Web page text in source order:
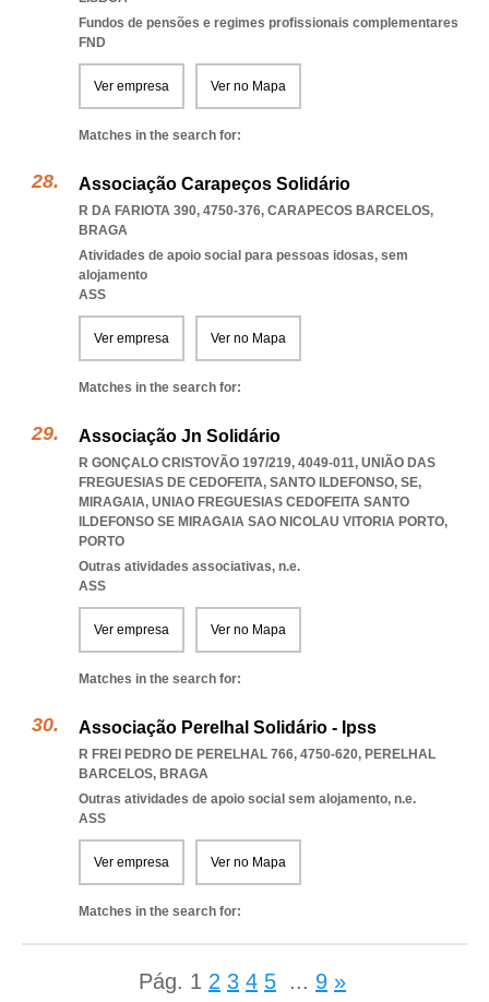
Fundos de pensões e regimes profissionais complementares
FND
Ver empresa Ver no Mapa
Matches in the search for:
Associação Carapeços Solidário
R DA FARIOTA 390, 4750-376, CARAPECOS BARCELOS,
BRAGA
Atividades de apoio social para pessoas idosas, sem
alojamento
ASS
Ver empresa Ver no Mapa
Matches in the search for:
Associação Jn Solidário
R GONÇALO CRISTOVÃO 197/219, 4049-011, UNIÃO DAS
FREGUESIAS DE CEDOFEITA, SANTO ILDEFONSO, SE,
MIRAGAIA, UNIAO FREGUESIAS CEDOFEITA SANTO
ILDEFONSO SE MIRAGAIA SAO NICOLAU VITORIA PORTO,
PORTO
Outras atividades associativas, n.e.
ASS
Ver empresa Ver no Mapa
Matches in the search for:
Associação Perelhal Solidário - Ipss
R FREI PEDRO DE PERELHAL 766, 4750-620, PERELHAL
BARCELOS, BRAGA
Outras atividades de apoio social sem alojamento, n.e.
ASS
Ver empresa Ver no Mapa
Matches in the search for:
Pág. 1 2 3 4 5 ... 9 »